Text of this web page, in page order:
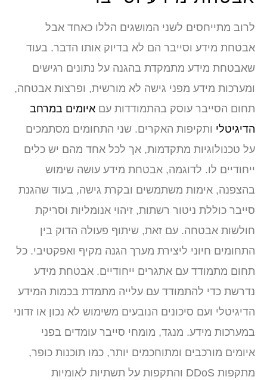
לרוב מתייחסים לשני המושגים הללו כאחד אבל
אבטחת מידע וסייבר הם לא בדיוק אותו הדבר. בעוד
שאבטחת מידע מתמקדת בהגנה על נתונים רגישים
ומערכות מידע מפני גישה לא מורשית, ופרצות אבטחה,
תחום הסייבר עוסק בהתמודדות עםאיומים במרחב
הדיגיטליותקיפות האקרים. שני התחומים מסתמכים
על טכנולוגיות מתקדמות, אך לכל אחד מהם יש כלים
ייחודיים לו. לדוגמה, אבטחת מידע עושה שימוש
בהצפנה, אימות משתמשים ובקרת גישה, בעוד שהגנת
סייבר כוללת ניטור רשתות, זיהוי אנומליות וסריקת
חולשות אבטחה. עם זאת, שיתוף פעולה הדוק בין
התחומים חיוני ליצירת מערך הגנה מקיף ואפקטיבי. כל
תחום מתמודד עם אתגרים ייחודיים. אבטחת מידע
נדרשת כדי להתמודד עם עלייה מתמדת בכמות המידע
הדיגיטלי ועם סיכונים הנובעים משימוש לא נכון או זדוני
במערכות מידע. מנגד, מומחי סייבר עומדים בפני
איומים מורכבים ומתוחכמים יותר, כמו תוכנות כופר,
מתקפות DDoS והתקפות על תשתיות לאומיות